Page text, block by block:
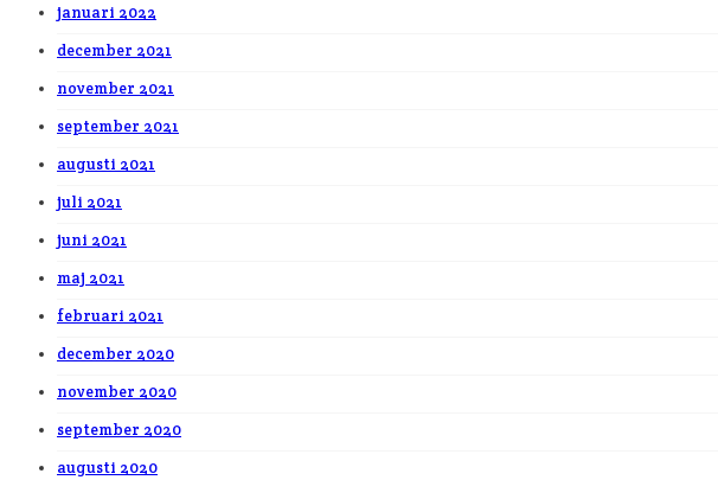
januari 2022
december 2021
november 2021
september 2021
augusti 2021
juli 2021
juni 2021
maj 2021
februari 2021
december 2020
november 2020
september 2020
augusti 2020